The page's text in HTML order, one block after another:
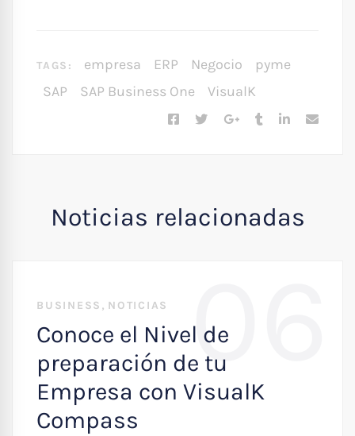
TAGS: empresa ERP Negocio
pyme
SAP
SAP Business One VisualK
Noticias relacionadas
06
BUSINESS , NOTICIAS
Conoce el Nivel de
preparación de tu
Empresa con VisualK
Compass